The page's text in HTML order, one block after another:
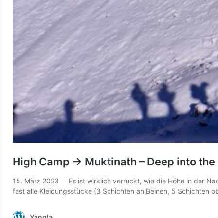
High Camp -> Muktinath – Deep into
15. März 2023 Es ist wirklich verrückt, wie die Höhe in der
fast alle Kleidungsstücke (3 Schichten an Beinen, 5 Schichten